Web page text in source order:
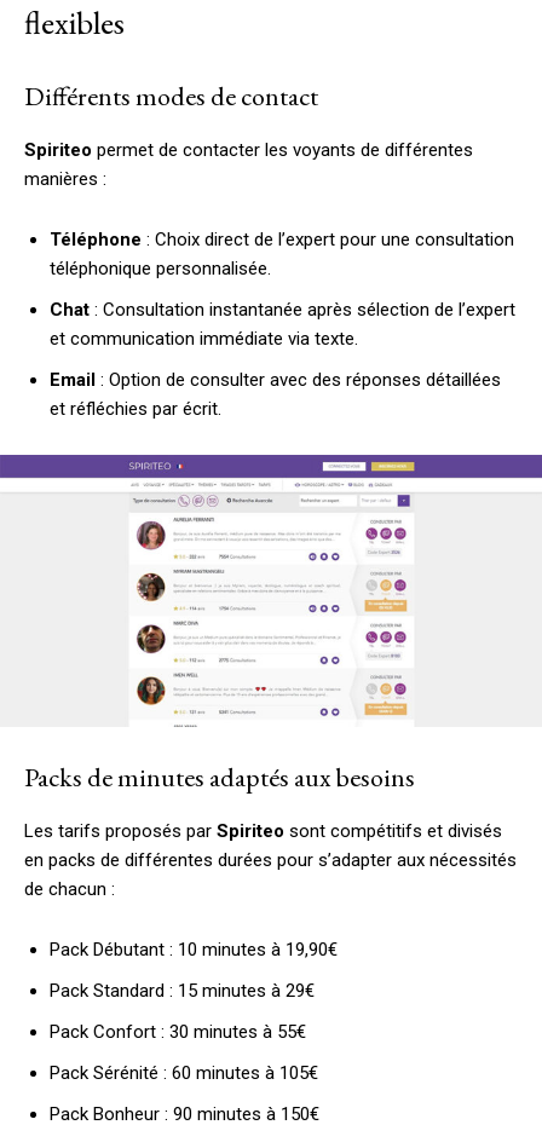
flexibles
Différents modes de contact
Spiriteo permet de contacter les voyants de différentes
manières :
Téléphone : Choix direct de l’expert pour une consultation
téléphonique personnalisée.
Chat : Consultation instantanée après sélection de l’expert
et communication immédiate via texte.
Email : Option de consulter avec des réponses détaillées
et réfléchies par écrit.
Packs de minutes adaptés aux besoins
Les tarifs proposés par Spiriteo sont compétitifs et divisés
en packs de différentes durées pour s’adapter aux nécessités
de chacun :
Pack Débutant : 10 minutes à 19,90€
Pack Standard : 15 minutes à 29€
Pack Confort : 30 minutes à 55€
Pack Sérénité : 60 minutes à 105€
Pack Bonheur : 90 minutes à 150€